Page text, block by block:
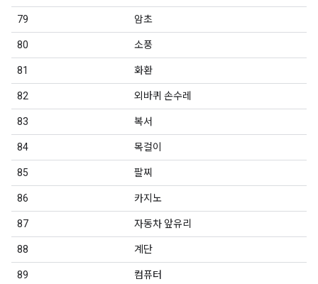
79 암초
80 소풍
81 화환
82 외바퀴 손수레
83 복서
84 목걸이
85 팔찌
86 카지노
87 자동차 앞유리
88 계단
89 컴퓨터